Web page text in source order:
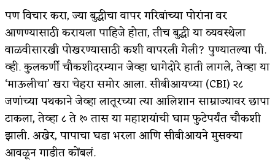
​पण विचार करा, ज्या बुद्धीचा वापर गरिबांच्या पोरांना वर
आणण्यासाठी करायला पाहिजे होता, तीच बुद्धी या व्यवस्थेला
वाळवीसारखी पोखरण्यासाठी कशी वापरली गेली? ​पुण्यातल्या पी.
व्ही. कुलकर्णी चौकशीदरम्यान जेव्हा धागेदोरे हाती लागले, तेव्हा या
‘माऊलीचा’ खरा चेहरा समोर आला. सीबीआयच्या (CBI) २८
जणांच्या पथकाने जेव्हा लातूरच्या त्या आलिशान साम्राज्यावर छापा
टाकला, तेव्हा ८ ते १० तास या महाशयांची घाम फुटेपर्यंत चौकशी
झाली. अखेर, पापाचा घडा भरला आणि सीबीआयने मुसक्या
आवळून गाडीत कोंबलं.